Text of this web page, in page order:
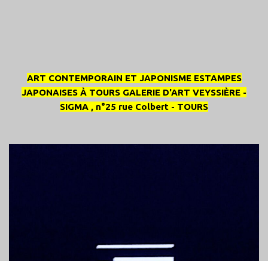
ART CONTEMPORAIN ET JAPONISME ESTAMPES
JAPONAISES À TOURS GALERIE D'ART VEYSSIÈRE -
SIGMA , n°25 rue Colbert - TOURS